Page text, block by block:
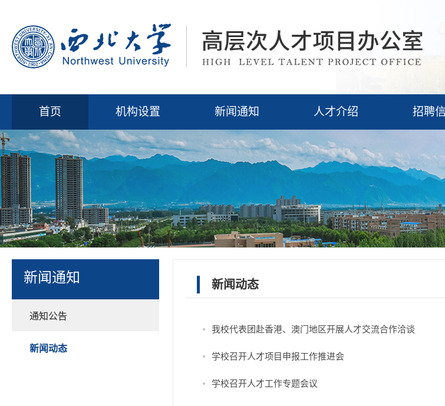
首页 机构设置 新闻通知 人才介绍 招聘
新闻通知
通知公告
新闻动态
新闻动态
我校代表团赴香港、澳门地区开展人才交流合作洽谈
学校召开人才项目申报工作推进会
学校召开人才工作专题会议